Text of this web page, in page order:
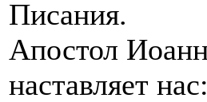
Писания.
Апостол
наставляет нас: